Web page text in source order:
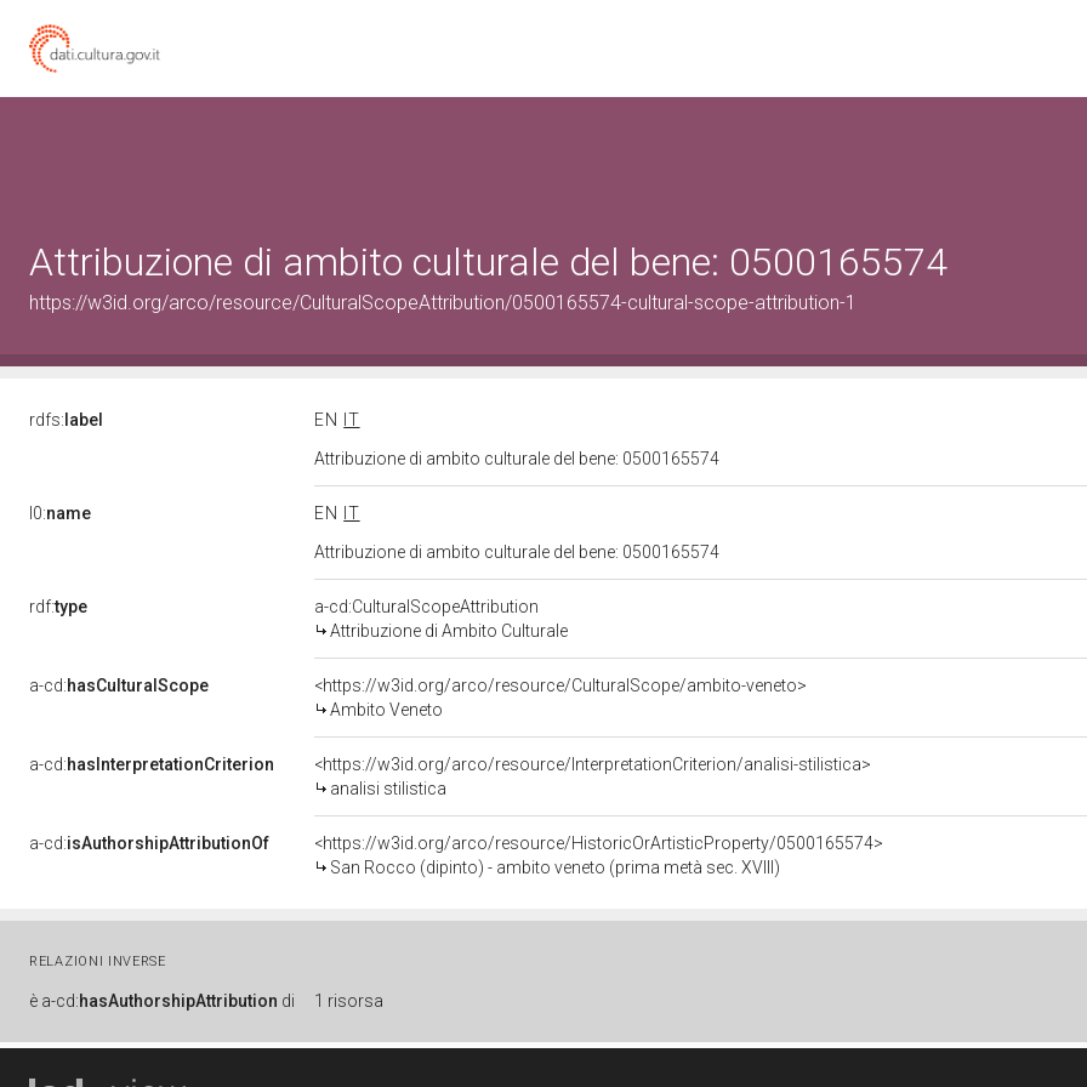
Attribuzione di ambito culturale del bene: 0500165574
https://w3id.org/arco/resource/CulturalScopeAttribution/0500165574-cultural-scope-attribution-1
rdfs: label EN
IT
Attribuzione di ambito culturale del bene: 0500165574
l0:name EN
IT
Attribuzione di ambito culturale del bene: 0500165574
rdf:type
a-cd:CulturalScopeAttribution
Attribuzione di Ambito Culturale
a-cd:hasCulturalScope
<https://w3id.org/arco/resource/CulturalScope/ambito-veneto>
Ambito Veneto
a-cd:hasInterpretationCriterion
<https://w3id.org/arco/resource/InterpretationCriterion/analisi-stilistica>
analisi stilistica
a-cd:isAuthorshipAttributionOf
<https://w3id.org/arco/resource/HistoricOrArtisticProperty/0500165574>
San Rocco (dipinto) - ambito veneto (prima metà sec. XVIII)
RELAZIONI INVERSE
è a-cd:hasAuthorshipAttribution di 1 risorsa